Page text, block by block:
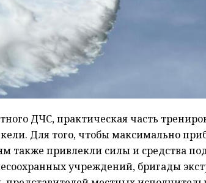
ДЧС, практическая часть
Для того, чтобы максимально
также привлекли силы и средства
учреждений, бригады